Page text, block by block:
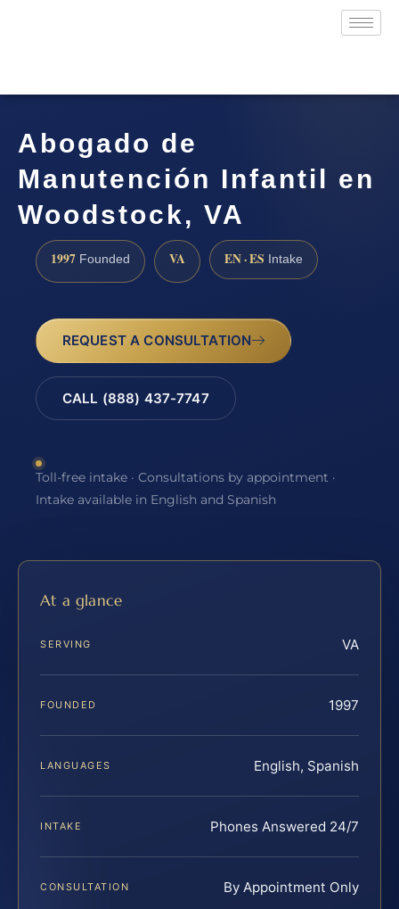
Abogado de
Manutención Infantil en
Woodstock, VA
1997 Founded VA EN · ES Intake
REQUEST A CONSULTATION
CALL (888) 437-7747
Toll-free intake · Consultations by appointment ·
Intake available in English and Spanish
At a glance
SERVING VA
FOUNDED 1997
LANGUAGES English, Spanish
INTAKE Phones Answered 24/7
CONSULTATION By Appointment Only